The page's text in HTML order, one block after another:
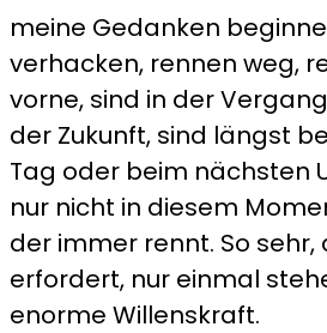
meine Gedanken
verhacken, rennen weg,
vorne, sind in der
der Zukunft, sind längst
Tag oder beim nächsten
nur nicht in diesem
der immer rennt. So sehr,
erfordert, nur einmal
enorme Willenskraft.